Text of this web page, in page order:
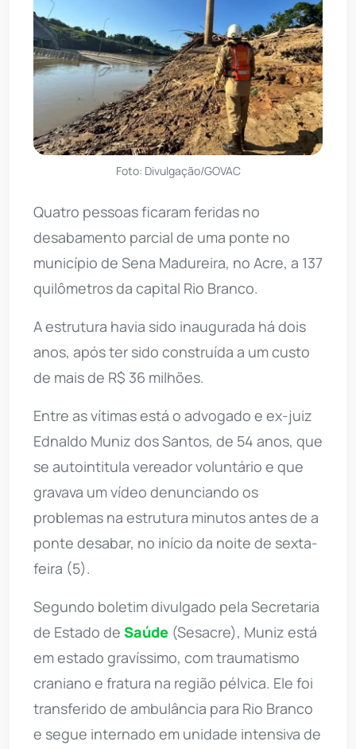
Foto: Divulgação/GOVAC
Quatro pessoas ficaram feridas no
desabamento parcial de uma ponte no
município de Sena Madureira, no Acre, a 137
quilômetros da capital Rio Branco.
A estrutura havia sido inaugurada há dois
anos, após ter sido construída a um custo
de mais de R$ 36 milhões.
Entre as vítimas está o advogado e ex-juiz
Ednaldo Muniz dos Santos, de 54 anos, que
se autointitula vereador voluntário e que
gravava um vídeo denunciando os
problemas na estrutura minutos antes de a
ponte desabar, no início da noite de sexta-
feira (5).
Segundo boletim divulgado pela Secretaria
de Estado de Saúde (Sesacre), Muniz está
em estado gravíssimo, com traumatismo
craniano e fratura na região pélvica. Ele foi
transferido de ambulância para Rio Branco
e segue internado em unidade intensiva de